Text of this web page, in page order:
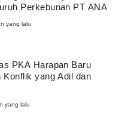
Perkebunan PT ANA
yang lalu
PKA Harapan Baru
Konflik yang Adil dan
yang lalu